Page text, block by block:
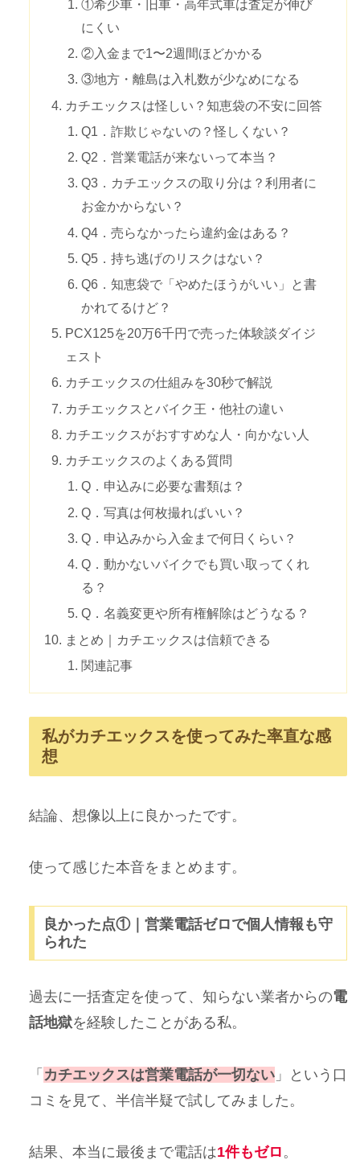
①希少車・旧車・高年式車は査定が伸び
にくい
②入金まで1〜2週間ほどかかる
③地方・離島は入札数が少なめになる
カチエックスは怪しい？知恵袋の不安に回答
Q1．詐欺じゃないの？怪しくない？
Q2．営業電話が来ないって本当？
Q3．カチエックスの取り分は？利用者に
お金かからない？
Q4．売らなかったら違約金はある？
Q5．持ち逃げのリスクはない？
Q6．知恵袋で「やめたほうがいい」と書
かれてるけど？
PCX125を20万6千円で売った体験談ダイジ
ェスト
カチエックスの仕組みを30秒で解説
カチエックスとバイク王・他社の違い
カチエックスがおすすめな人・向かない人
カチエックスのよくある質問
Q．申込みに必要な書類は？
Q．写真は何枚撮ればいい？
Q．申込みから入金まで何日くらい？
Q．動かないバイクでも買い取ってくれ
る？
Q．名義変更や所有権解除はどうなる？
まとめ｜カチエックスは信頼できる
関連記事
私がカチエックスを使ってみた率直な感
想
結論、想像以上に良かったです。
使って感じた本音をまとめます。
良かった点①｜営業電話ゼロで個人情報も守
られた
過去に一括査定を使って、知らない業者からの電
話地獄を経験したことがある私。
「 カチエックスは営業電話が一切ない 」という口
コミを見て、半信半疑で試してみました。
結果、本当に最後まで電話は1件もゼロ 。